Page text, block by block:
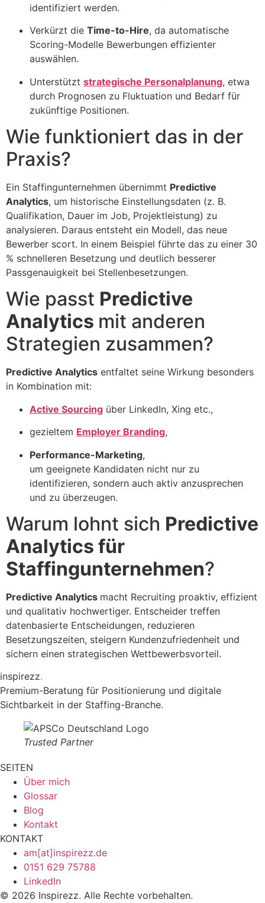
identifiziert werden.
Verkürzt die Time-to-Hire, da automatische
Scoring-Modelle Bewerbungen effizienter
auswählen.
Unterstützt strategische Personalplanung, etwa
durch Prognosen zu Fluktuation und Bedarf für
zukünftige Positionen.
Wie funktioniert das in der
Praxis?
Ein Staffingunternehmen übernimmt Predictive
Analytics, um historische Einstellungsdaten (z. B.
Qualifikation, Dauer im Job, Projektleistung) zu
analysieren. Daraus entsteht ein Modell, das neue
Bewerber scort. In einem Beispiel führte das zu einer 30
% schnelleren Besetzung und deutlich besserer
Passgenauigkeit bei Stellenbesetzungen.
Wie passt Predictive
Analytics mit anderen
Strategien zusammen?
Predictive Analytics entfaltet seine Wirkung besonders
in Kombination mit:
Active Sourcing über LinkedIn, Xing etc.,
gezieltem Employer Branding,
Performance-Marketing,
um geeignete Kandidaten nicht nur zu
identifizieren, sondern auch aktiv anzusprechen
und zu überzeugen.
Warum lohnt sich Predictive
Analytics für
Staffingunternehmen?
Predictive Analytics macht Recruiting proaktiv, effizient
und qualitativ hochwertiger. Entscheider treffen
datenbasierte Entscheidungen, reduzieren
Besetzungszeiten, steigern Kundenzufriedenheit und
sichern einen strategischen Wettbewerbsvorteil.
inspirezz.
Premium-Beratung für Positionierung und digitale
Sichtbarkeit in der Staffing-Branche.
Trusted Partner
SEITEN
Über mich
Glossar
Blog
Kontakt
KONTAKT
am[at]inspirezz.de
0151 629 75788
LinkedIn
© 2026 Inspirezz. Alle Rechte vorbehalten.